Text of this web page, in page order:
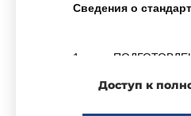
Сведения о
1
"Всероссийский
институт
Доступ к